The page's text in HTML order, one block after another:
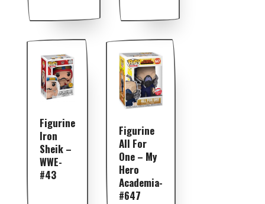
Figurine
Iron
Sheik –
WWE-
#43
Figurine
All For
One – My
Hero
Academia-
#647